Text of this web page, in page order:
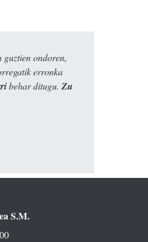
ondoren,
erronka
behar ditugu. Zu
S.M.